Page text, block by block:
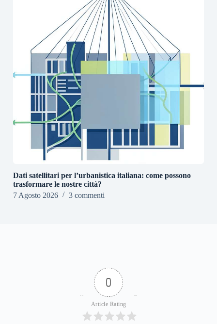
Dati satellitari per l’urbanistica italiana: come possono
trasformare le nostre città?
7 Agosto 2026
3 commenti
0
Article Rating